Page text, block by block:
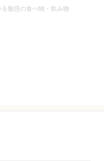
魅惑の食べ物・飲み物